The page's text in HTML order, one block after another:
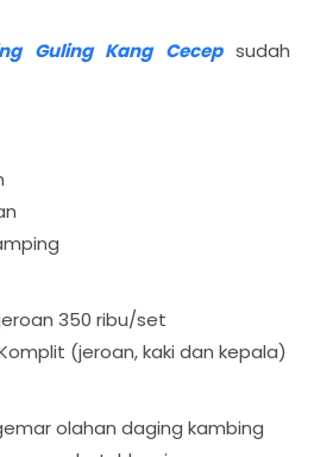
Guling Kang Cecep sudah
350 ribu/set
(jeroan, kaki dan kepala)
olahan daging kambing